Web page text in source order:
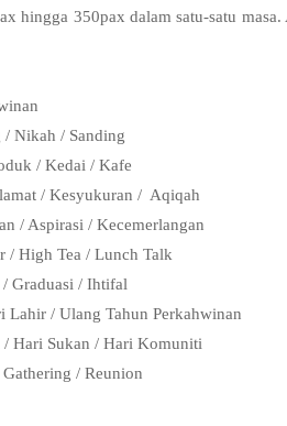
hingga 350pax dalam satu-satu
/ Nikah / Sanding
/ Kedai / Kafe
/ Kesyukuran / Aqiqah
/ Aspirasi / Kecemerlangan
/ High Tea / Lunch Talk
Graduasi / Ihtifal
Lahir / Ulang Tahun Perkahwinan
Hari Sukan / Hari Komuniti
/ Reunion